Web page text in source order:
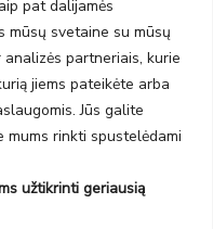
pat dalijamės
mūsų svetaine su mūsų
partneriais, kurie
jiems pateikėte arba
Jūs galite
mums rinkti spustelėdami
užtikrinti geriausią
naujienas bei riboto